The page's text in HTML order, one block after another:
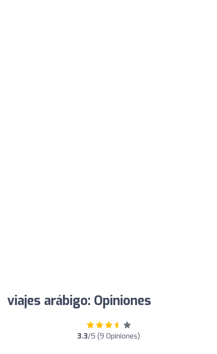
viajes arábigo: Opiniones
3.3/5 (9 Opiniones)